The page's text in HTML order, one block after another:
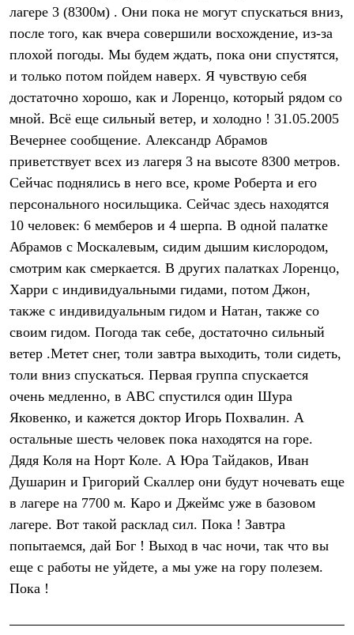
Футболки
Рубашки
Толстовки
Брюки
Женская одежда
Утепленная пухом
Куртки
Брюки
Жилеты
Утепленная синтетикой
Куртки
Брюки
Штормовая одежда
Куртки
Софтшелл одежда
Куртки
Лёгкая одежда
Рубашки
Футболки
Брюки
Термобелье
Среднее термобелье
Легкое термобелье
Флисовая одежда
Брюки
Детская одежда
Комбинезоны
Куртки
Утепленная синтетикой
Комбинезоны
Куртки
Брюки
Лёгкая одежда
Толстовки
лагере 3 (8300м) . Они пока не могут спускаться вниз,
после того, как вчера совершили восхождение, из-за
плохой погоды. Мы будем ждать, пока они спустятся,
и только потом пойдем наверх. Я чувствую себя
достаточно хорошо, как и Лоренцо, который рядом со
мной. Всё еще сильный ветер, и холодно ! 31.05.2005
Вечернее сообщение. Александр Абрамов
приветствует всех из лагеря 3 на высоте 8300 метров.
Сейчас поднялись в него все, кроме Роберта и его
персонального носильщика. Сейчас здесь находятся
10 человек: 6 мемберов и 4 шерпа. В одной палатке
Абрамов с Москалевым, сидим дышим кислородом,
смотрим как смеркается. В других палатках Лоренцо,
Харри с индивидуальными гидами, потом Джон,
также с индивидуальным гидом и Натан, также со
своим гидом. Погода так себе, достаточно сильный
ветер .Метет снег, толи завтра выходить, толи сидеть,
толи вниз спускаться. Первая группа спускается
очень медленно, в АВС спустился один Шура
Яковенко, и кажется доктор Игорь Похвалин. А
остальные шесть человек пока находятся на горе.
Дядя Коля на Норт Коле. А Юра Тайдаков, Иван
Душарин и Григорий Скаллер они будут ночевать еще
в лагере на 7700 м. Каро и Джеймс уже в базовом
лагере. Вот такой расклад сил. Пока ! Завтра
попытаемся, дай Бог ! Выход в час ночи, так что вы
еще с работы не уйдете, а мы уже на гору полезем.
Пока !